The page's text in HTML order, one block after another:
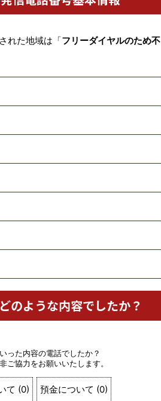
れた地域は「フリーダイヤルのため不
のような内容でしたか？
った内容の電話でしたか？
ご協力をお願いいたします。
て (0) 預金について (0)